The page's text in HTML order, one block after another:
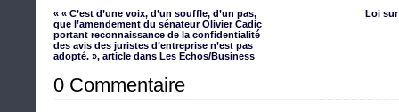
« « C’est d’une voix, d’un souffle, d’un pas,
que l’amendement du sénateur Olivier Cadic
portant reconnaissance de la confidentialité
des avis des juristes d’entreprise n’est pas
adopté. », article dans Les Echos/Business
Loi sur
0 Commentaire